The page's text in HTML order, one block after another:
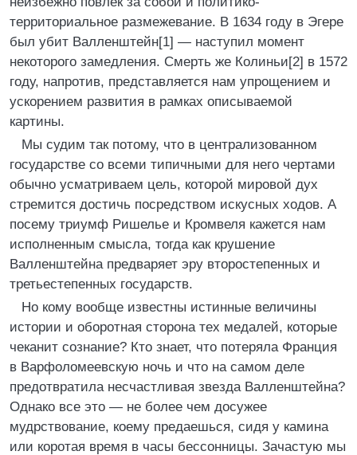
территориальное размежевание. В 1634 году в Эгере
был убит Валленштейн[1] — наступил момент
некоторого замедления. Смерть же Колиньи[2] в 1572
году, напротив, представляется нам упрощением и
ускорением развития в рамках описываемой
картины.
Мы судим так потому, что в централизованном
государстве со всеми типичными для него чертами
обычно усматриваем цель, которой мировой дух
стремится достичь посредством искусных ходов. А
посему триумф Ришелье и Кромвеля кажется нам
исполненным смысла, тогда как крушение
Валленштейна предваряет эру второстепенных и
третьестепенных государств.
Но кому вообще известны истинные величины
истории и оборотная сторона тех медалей, которые
чеканит сознание? Кто знает, что потеряла Франция
в Варфоломеевскую ночь и что на самом деле
предотвратила несчастливая звезда Валленштейна?
Однако все это — не более чем досужее
мудрствование, коему предаешься, сидя у камина
или коротая время в часы бессонницы. Зачастую мы